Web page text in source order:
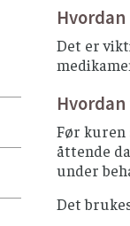
Det er
Før kuren
åttende
under
Det